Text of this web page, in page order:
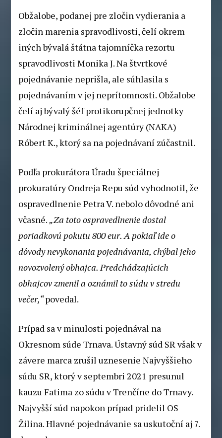
Obžalobe, podanej pre zločin vydierania a
zločin marenia spravodlivosti, čelí okrem
iných bývalá štátna tajomníčka rezortu
spravodlivosti Monika J. Na štvrtkové
pojednávanie neprišla, ale súhlasila s
pojednávaním v jej neprítomnosti. Obžalobe
čelí aj bývalý šéf protikorupčnej jednotky
Národnej kriminálnej agentúry (NAKA)
Róbert K., ktorý sa na pojednávaní zúčastnil.
Podľa prokurátora Úradu špeciálnej
prokuratúry Ondreja Repu súd vyhodnotil, že
ospravedlnenie Petra V. nebolo dôvodné ani
včasné.„Za toto ospravedlnenie dostal
poriadkovú pokutu 800 eur. A pokiaľ ide o
dôvody nevykonania pojednávania, chýbal jeho
novozvolený obhajca. Predchádzajúcich
obhajcov zmenil a oznámil to súdu v stredu
večer,“povedal.
Prípad sa v minulosti pojednával na
Okresnom súde Trnava. Ústavný súd SR však v
závere marca zrušil uznesenie Najvyššieho
súdu SR, ktorý v septembri 2021 presunul
kauzu Fatima zo súdu v Trenčíne do Trnavy.
Najvyšší súd napokon prípad pridelil OS
Žilina. Hlavné pojednávanie sa uskutoční aj 7.